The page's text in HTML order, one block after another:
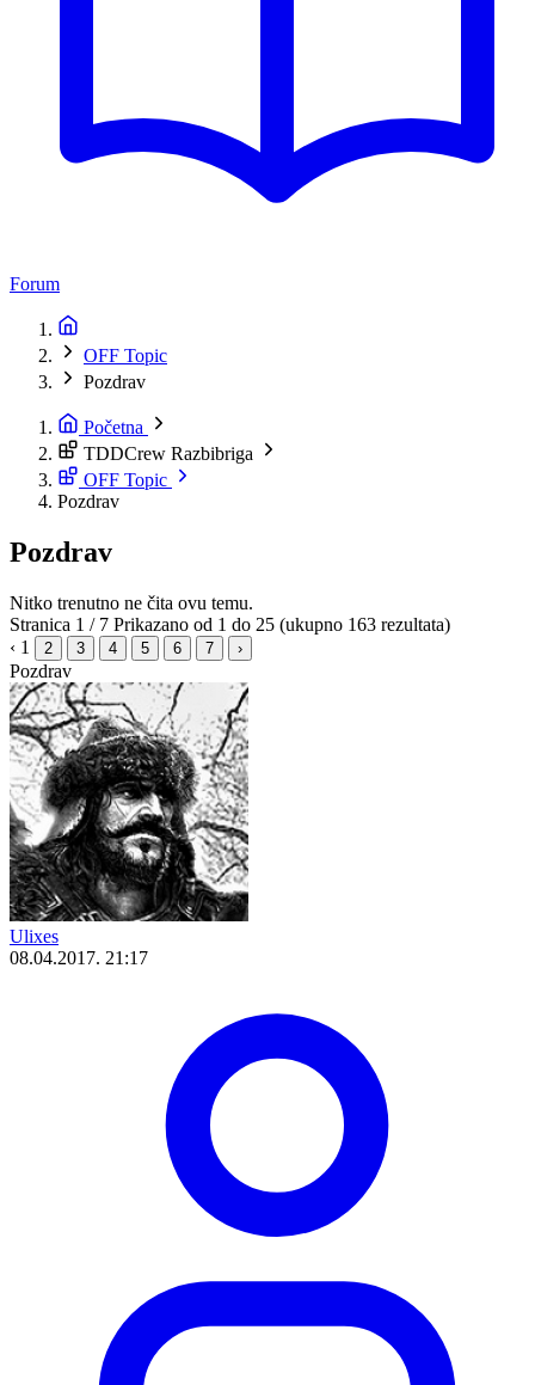
Forum
OFF Topic
Pozdrav
Početna
TDDCrew Razbibriga
OFF Topic
Pozdrav
Pozdrav
Nitko trenutno ne čita ovu temu.
Stranica 1 / 7 Prikazano od 1 do 25 (ukupno 163 rezultata)
‹ 1 2 3 4 5 6 7 ›
Pozdrav
Ulixes
08.04.2017. 21:17